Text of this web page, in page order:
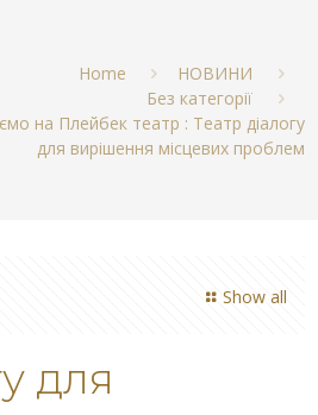
Home
НОВИНИ
Без категорії
на Плейбек театр : Театр діалогу
для вирішення місцевих проблем
Show all
для